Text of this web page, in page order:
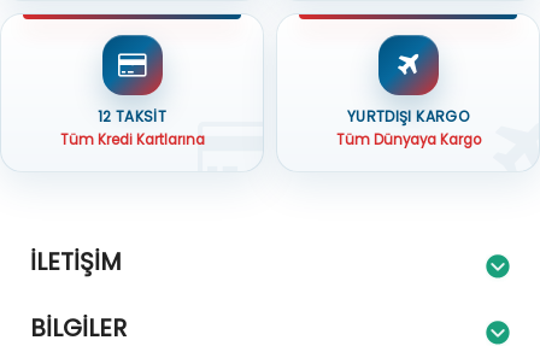
12 TAKSİT
Tüm Kredi Kartlarına
YURTDIŞI KARGO
Tüm Dünyaya Kargo
İLETIŞIM
BILGILER